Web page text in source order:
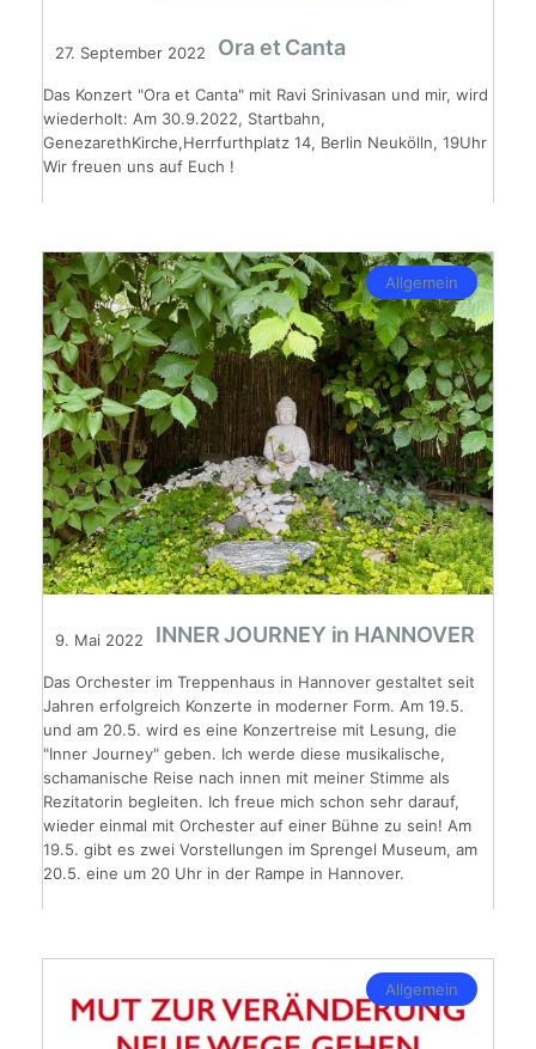
27. September 2022 Ora et Canta
Das Konzert "Ora et Canta" mit Ravi Srinivasan und mir, wird
wiederholt: Am 30.9.2022, Startbahn,
GenezarethKirche,Herrfurthplatz 14, Berlin Neukölln, 19Uhr
Wir freuen uns auf Euch !
Allgemein
9. Mai 2022 INNER JOURNEY in HANNOVER
Das Orchester im Treppenhaus in Hannover gestaltet seit
Jahren erfolgreich Konzerte in moderner Form. Am 19.5.
und am 20.5. wird es eine Konzertreise mit Lesung, die
"Inner Journey" geben. Ich werde diese musikalische,
schamanische Reise nach innen mit meiner Stimme als
Rezitatorin begleiten. Ich freue mich schon sehr darauf,
wieder einmal mit Orchester auf einer Bühne zu sein! Am
19.5. gibt es zwei Vorstellungen im Sprengel Museum, am
20.5. eine um 20 Uhr in der Rampe in Hannover.
Allgemein